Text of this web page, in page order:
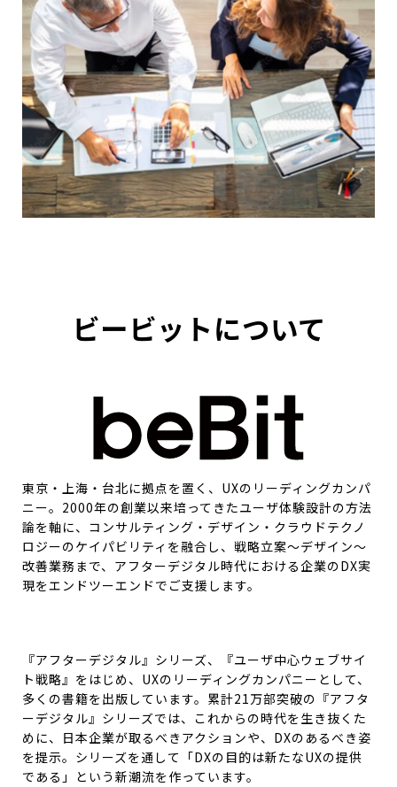
ビービットについて
東京・上海・台北に拠点を置く、UXのリーディングカンパ
ニー。2000年の創業以来培ってきたユーザ体験設計の方法
論を軸に、コンサルティング・デザイン・クラウドテクノ
ロジーのケイパビリティを融合し、戦略立案～デザイン～
改善業務まで、アフターデジタル時代における企業のDX実
現をエンドツーエンドでご支援します。
『アフターデジタル』シリーズ、『ユーザ中心ウェブサイ
ト戦略』をはじめ、UXのリーディングカンパニーとして、
多くの書籍を出版しています。累計21万部突破の『アフタ
ーデジタル』シリーズでは、これからの時代を生き抜くた
めに、日本企業が取るべきアクションや、DXのあるべき姿
を提示。シリーズを通して「DXの目的は新たなUXの提供
である」という新潮流を作っています。